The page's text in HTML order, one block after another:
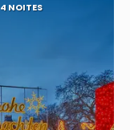
4 NOITES